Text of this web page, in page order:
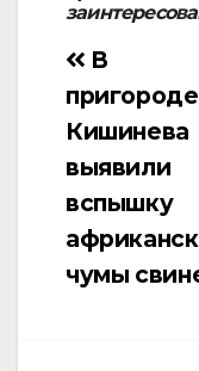
Навигация
по
записям
В
пригороде
Кишинева
выявили
вспышку
чумы